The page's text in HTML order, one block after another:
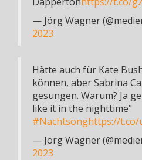
— Jörg Wagner
2023
Hätte auch für Kate
können, aber Sabrina
gesungen. Warum? Ja
like it in the nighttime"
#Nachtsonghttps://t.co/
— Jörg Wagner
2023